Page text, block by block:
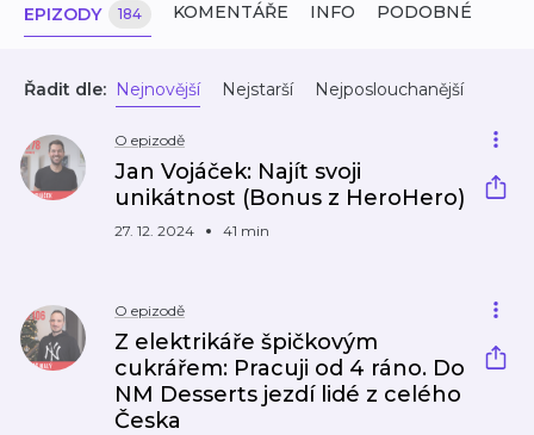
EPIZODY 184 KOMENTÁŘE INFO PODOBNÉ
Řadit dle: Nejnovější Nejstarší Nejposlouchanější
O epizodě
Jan Vojáček: Najít svoji
unikátnost (Bonus z HeroHero)
27. 12. 2024 41 min
O epizodě
Z elektrikáře špičkovým
cukrářem: Pracuji od 4 ráno. Do
NM Desserts jezdí lidé z celého
Česka